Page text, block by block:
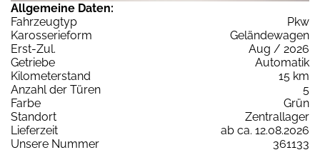
Allgemeine Daten:
Fahrzeugtyp
Pkw
Karosserieform
Geländewagen
Erst-Zul.
Aug / 2026
Getriebe
Automatik
Kilometerstand
15 km
Anzahl der Türen
5
Farbe
Grün
Standort
Zentrallager
Lieferzeit
ab ca. 12.08.2026
Unsere Nummer
361133